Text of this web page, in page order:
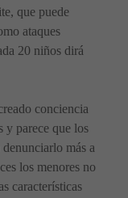
que puede
ataques
20 niños dirá
conciencia
y parece que los
más a
los menores no
características